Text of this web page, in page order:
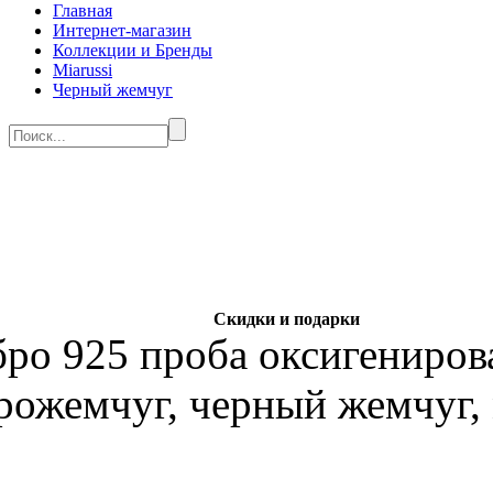
Главная
Интернет-магазин
Коллекции и Бренды
Miarussi
Черный жемчуг
Скидки и подарки
925 проба
черный жемчуг,